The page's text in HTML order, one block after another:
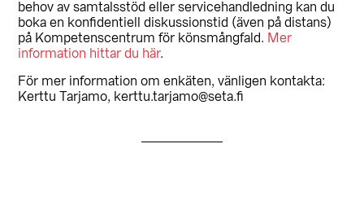
behov av samtalsstöd eller servicehandledning kan du
boka en konfidentiell diskussionstid (även på distans)
på Kompetenscentrum för könsmångfald. Mer
information hittar du här.
För mer information om enkäten, vänligen kontakta:
Kerttu Tarjamo, kerttu.tarjamo@seta.fi